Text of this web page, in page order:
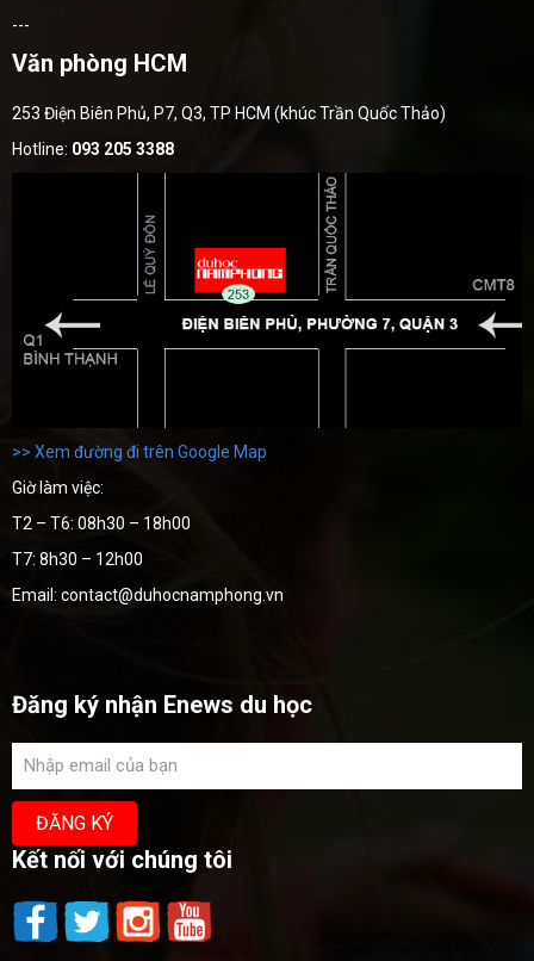
---
Văn phòng HCM
253 Điện Biên Phủ, P7, Q3, TP HCM (khúc Trần Quốc Thảo)
Hotline: 093 205 3388
>> Xem đường đi trên Google Map
Giờ làm việc:
T2 – T6: 08h30 – 18h00
T7: 8h30 – 12h00
Email: contact@duhocnamphong.vn
Đăng ký nhận Enews du học
Kết nối với chúng tôi